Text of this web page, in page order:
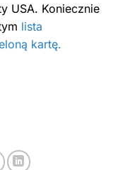
USA. Koniecznie
lista
kartę.